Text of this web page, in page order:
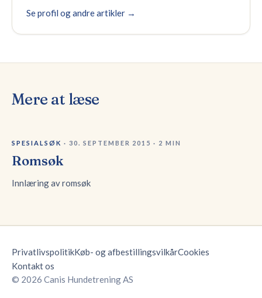
Se profil og andre artikler →
Mere at læse
SPESIALSØK · 30. SEPTEMBER 2015 · 2 MIN
Romsøk
Innlæring av romsøk
PrivatlivspolitikKøb- og afbestillingsvilkårCookies
Kontakt os
© 2026 Canis Hundetrening AS